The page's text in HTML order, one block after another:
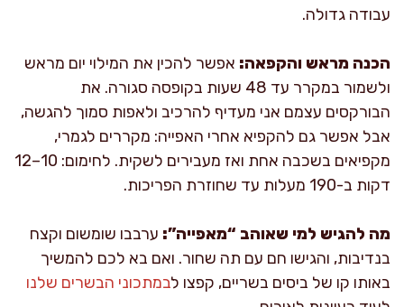
עבודה גדולה.
הכנה מראש והקפאה: אפשר להכין את המילוי יום מראש
ולשמור במקרר עד 48 שעות בקופסה סגורה. את
הבורקסים עצמם אני מעדיף להרכיב ולאפות סמוך להגשה,
אבל אפשר גם להקפיא אחרי האפייה: מקררים לגמרי,
מקפיאים בשכבה אחת ואז מעבירים לשקית. לחימום: 10–12
דקות ב-190 מעלות עד שחוזרת הפריכות.
מה להגיש למי שאוהב “מאפייה”: ערבבו שומשום וקצח
בנדיבות, והגישו חם עם תה שחור. ואם בא לכם להמשיך
באותו קו של ביסים בשריים, קפצו לבמתכוני הבשרים שלנו